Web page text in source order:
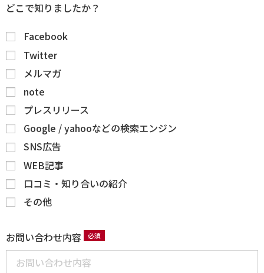
どこで知りましたか？
Facebook
Twitter
メルマガ
note
プレスリリース
Google / yahooなどの検索エンジン
SNS広告
WEB記事
口コミ・知り合いの紹介
その他
お問い合わせ内容